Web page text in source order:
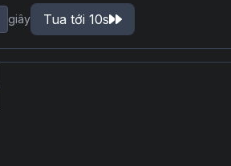
giây Tua tới 10s